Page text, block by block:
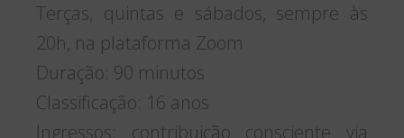
Terças, quintas e sábados, sempre às
20h, na plataforma Zoom
Duração: 90 minutos
Classificação: 16 anos
Ingressos: contribuição consciente via